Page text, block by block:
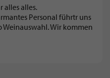
alles alles.
Personal führtr uns
Wir kommen